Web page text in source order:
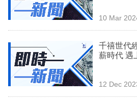
事
訂
閱
10 Mar
千禧世代
薪時代 遇
12 Dec